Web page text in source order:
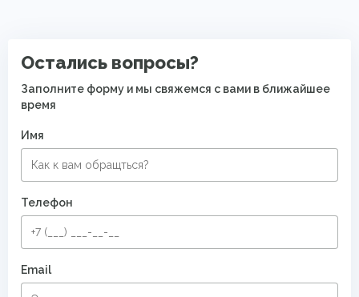
Остались вопросы?
Заполните форму и мы свяжемся с вами в ближайшее
время
Имя
Телефон
Email